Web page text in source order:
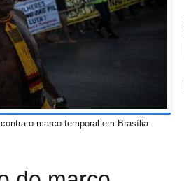
o marco temporal em Brasília